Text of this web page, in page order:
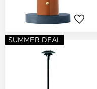
SUMMER DEAL